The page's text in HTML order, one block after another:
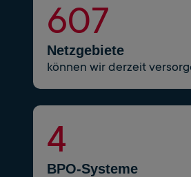
622
Netzgebiete
können wir derzeit
4
BPO-Systeme